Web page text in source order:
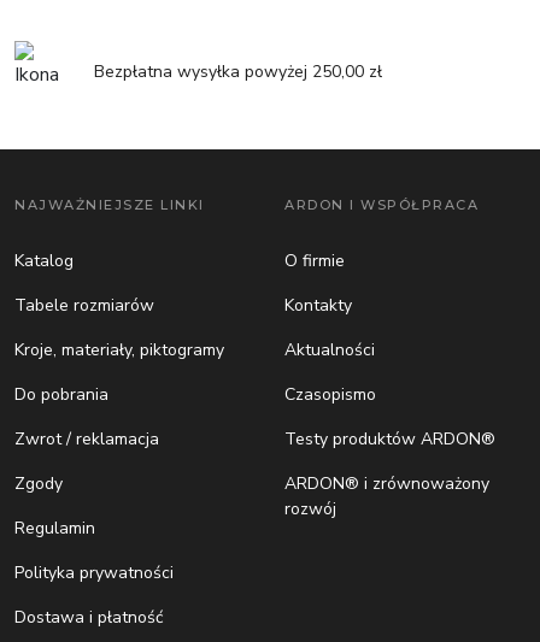
Bezpłatna wysyłka powyżej 250,00 zł
NAJWAŻNIEJSZE LINKI
Katalog
Tabele rozmiarów
Kroje, materiały, piktogramy
Do pobrania
Zwrot / reklamacja
Zgody
Regulamin
Polityka prywatności
Dostawa i płatność
ARDON I WSPÓŁPRACA
O firmie
Kontakty
Aktualności
Czasopismo
Testy produktów ARDON®
ARDON® i zrównoważony
rozwój